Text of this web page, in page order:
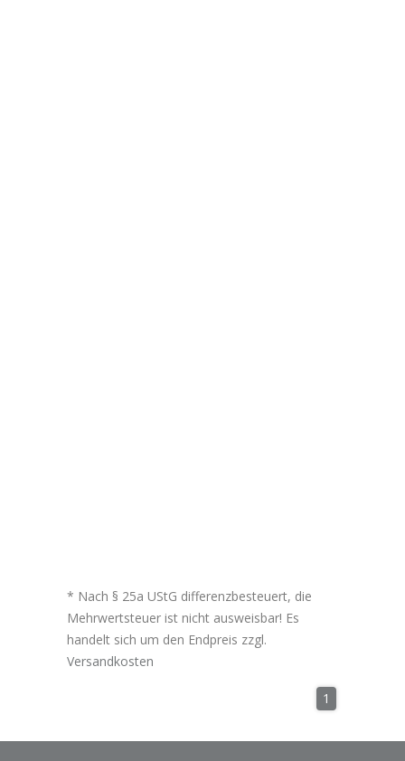
* Nach § 25a UStG differenzbesteuert, die
Mehrwertsteuer ist nicht ausweisbar! Es
handelt sich um den Endpreis zzgl.
Versandkosten
1